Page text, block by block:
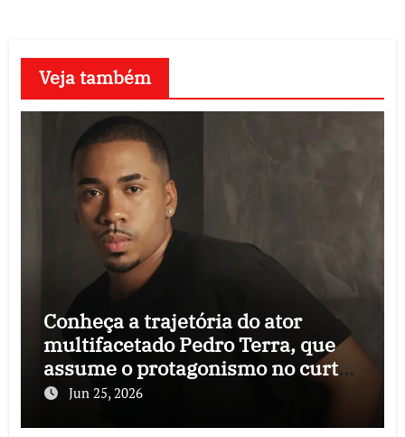
Veja também
Conheça a trajetória do ator
multifacetado Pedro Terra, que
assume o protagonismo no curta-
metragem “Ainda que seja festa”
Jun 25, 2026